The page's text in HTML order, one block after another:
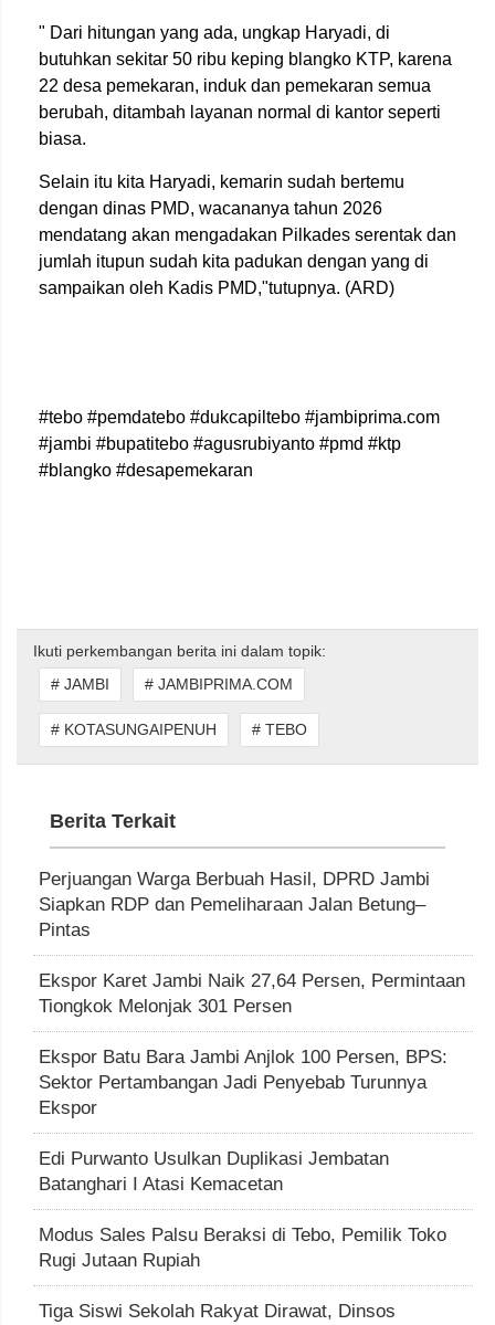
" Dari hitungan yang ada, ungkap Haryadi, di
butuhkan sekitar 50 ribu keping blangko KTP, karena
22 desa pemekaran, induk dan pemekaran semua
berubah, ditambah layanan normal di kantor seperti
biasa.
Selain itu kita Haryadi, kemarin sudah bertemu
dengan dinas PMD, wacananya tahun 2026
mendatang akan mengadakan Pilkades serentak dan
jumlah itupun sudah kita padukan dengan yang di
sampaikan oleh Kadis PMD,"tutupnya. (ARD)
#tebo #pemdatebo #dukcapiltebo #jambiprima.com
#jambi #bupatitebo #agusrubiyanto #pmd #ktp
#blangko #desapemekaran
Ikuti perkembangan berita ini dalam topik:
# JAMBI
# JAMBIPRIMA.COM
# KOTASUNGAIPENUH # TEBO
Berita Terkait
Perjuangan Warga Berbuah Hasil, DPRD Jambi
Siapkan RDP dan Pemeliharaan Jalan Betung–
Pintas
Ekspor Karet Jambi Naik 27,64 Persen, Permintaan
Tiongkok Melonjak 301 Persen
Ekspor Batu Bara Jambi Anjlok 100 Persen, BPS:
Sektor Pertambangan Jadi Penyebab Turunnya
Ekspor
Edi Purwanto Usulkan Duplikasi Jembatan
Batanghari I Atasi Kemacetan
Modus Sales Palsu Beraksi di Tebo, Pemilik Toko
Rugi Jutaan Rupiah
Tiga Siswi Sekolah Rakyat Dirawat, Dinsos